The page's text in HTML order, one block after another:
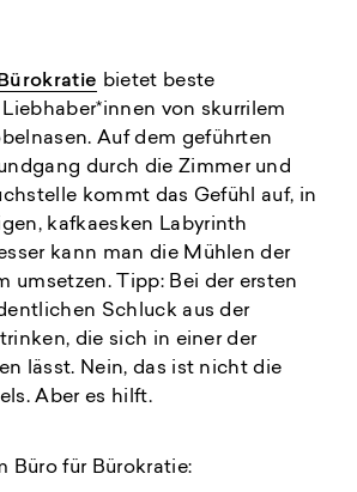
bietet beste
von skurrilem
Auf dem geführten
durch die Zimmer und
kommt das Gefühl auf, in
kafkaesken Labyrinth
kann man die Mühlen der
umsetzen. Tipp: Bei der ersten
Schluck aus der
die sich in einer der
lässt. Nein, das ist nicht die
Aber es hilft.
Büro für Bürokratie: